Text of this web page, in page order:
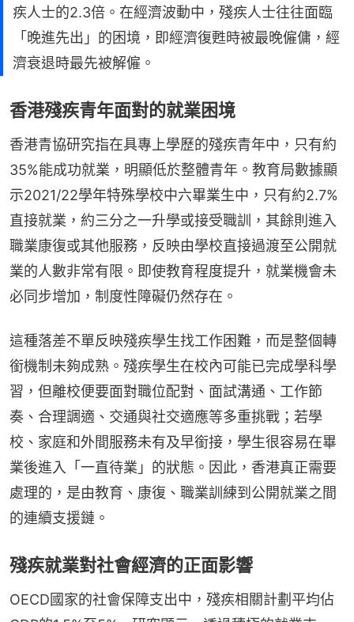
疾人士的2.3倍。在經濟波動中，殘疾人士往往面臨
「晚進先出」的困境，即經濟復甦時被最晚僱傭，經
濟衰退時最先被解僱。
香港殘疾青年面對的就業困境
香港青協研究指在具專上學歷的殘疾青年中，只有約
35%能成功就業，明顯低於整體青年。教育局數據顯
示2021/22學年特殊學校中六畢業生中，只有約2.7%
直接就業，約三分之一升學或接受職訓，其餘則進入
職業康復或其他服務，反映由學校直接過渡至公開就
業的人數非常有限。即使教育程度提升，就業機會未
必同步增加，制度性障礙仍然存在。
這種落差不單反映殘疾學生找工作困難，而是整個轉
銜機制未夠成熟。殘疾學生在校內可能已完成學科學
習，但離校便要面對職位配對、面試溝通、工作節
奏、合理調適、交通與社交適應等多重挑戰；若學
校、家庭和外間服務未有及早銜接，學生很容易在畢
業後進入「一直待業」的狀態。因此，香港真正需要
處理的，是由教育、康復、職業訓練到公開就業之間
的連續支援鏈。
殘疾就業對社會經濟的正面影響
OECD國家的社會保障支出中，殘疾相關計劃平均佔